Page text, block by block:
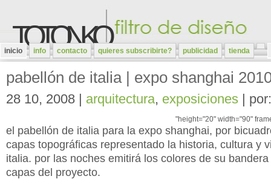
TOTONKO
inicio info contacto quieres subscribirte? publicidad tienda
pabellón de italia | expo shanghai
28 10, 2008 | arquitectura, exposiciones |
"height="20" width="90"
el pabellón de italia para la expo shanghai, por
capas topográficas representado la historia, cultura y
italia. por las noches emitirá los colores de su
capas del proyecto.